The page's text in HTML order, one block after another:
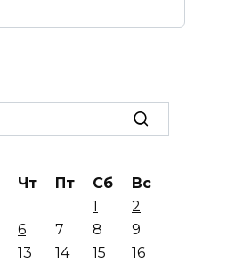
Чт Пт Сб
Вс
1
2
6 7 8
9
13 14 15
16